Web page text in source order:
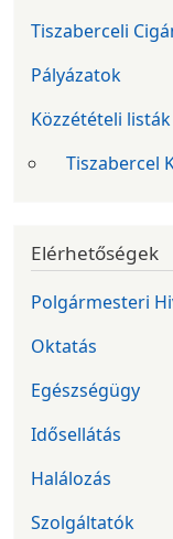
Tiszaberceli
Pályázatok
Közzétételi listák
Tiszabercel
Elérhetőségek
Polgármesteri
Oktatás
Egészségügy
Idősellátás
Halálozás
Szolgáltatók